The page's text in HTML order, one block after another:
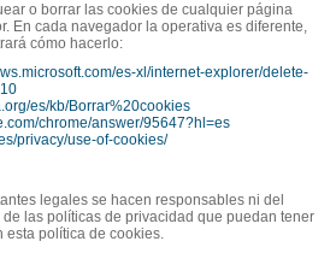
o borrar las cookies de cualquier página
En cada navegador la operativa es diferente,
cómo hacerlo:
es-xl/internet-explorer/delete-
es/kb/Borrar%20cookies
chrome/answer/95647?hl=es
privacy/use-of-cookies/
legales se hacen responsables ni del
las políticas de privacidad que puedan tener
esta política de cookies.